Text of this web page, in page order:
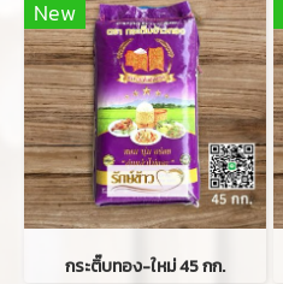
New
กระติ๊บทอง-ใหม่ 45 กก.